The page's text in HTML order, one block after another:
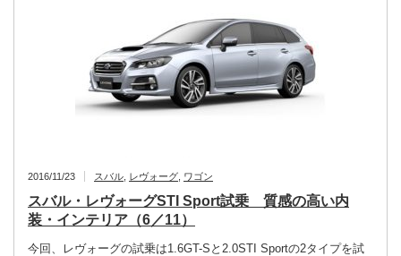
2016/11/23 スバル レヴォーグ ワゴン
スバル・レヴォーグSTI Sport試乗 質感の高い内
装・インテリア（6／11）
今回、レヴォーグの試乗は1.6GT-Sと2.0STI Sportの2タイプを試